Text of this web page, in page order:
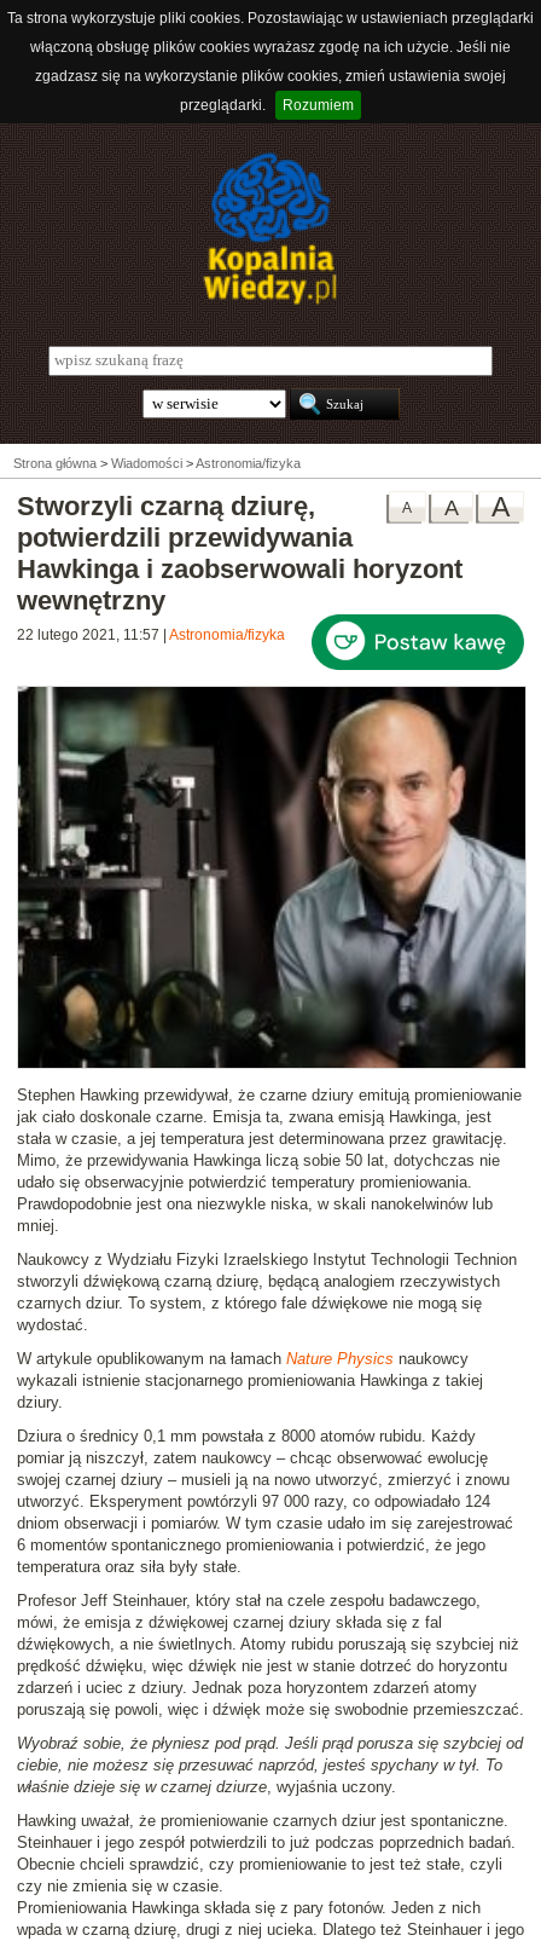
Ta strona wykorzystuje pliki cookies. Pozostawiając w ustawieniach przeglądarki
włączoną obsługę plików cookies wyrażasz zgodę na ich użycie. Jeśli nie
zgadzasz się na wykorzystanie plików cookies, zmień ustawienia swojej
przeglądarki.
Rozumiem
Strona główna > Wiadomości >Astronomia/fizyka
A
A
A
Stworzyli czarną dziurę,
potwierdzili przewidywania
Hawkinga i zaobserwowali horyzont
wewnętrzny
22 lutego 2021, 11:57 Astronomia/fizyka
Stephen Hawking przewidywał, że czarne dziury emitują promieniowanie
jak ciało doskonale czarne. Emisja ta, zwana emisją Hawkinga, jest
stała w czasie, a jej temperatura jest determinowana przez grawitację.
Mimo, że przewidywania Hawkinga liczą sobie 50 lat, dotychczas nie
udało się obserwacyjnie potwierdzić temperatury promieniowania.
Prawdopodobnie jest ona niezwykle niska, w skali nanokelwinów lub
mniej.
Naukowcy z Wydziału Fizyki Izraelskiego Instytut Technologii Technion
stworzyli dźwiękową czarną dziurę, będącą analogiem rzeczywistych
czarnych dziur. To system, z którego fale dźwiękowe nie mogą się
wydostać.
W artykule opublikowanym na łamach Nature Physics naukowcy
wykazali istnienie stacjonarnego promieniowania Hawkinga z takiej
dziury.
Dziura o średnicy 0,1 mm powstała z 8000 atomów rubidu. Każdy
pomiar ją niszczył, zatem naukowcy – chcąc obserwować ewolucję
swojej czarnej dziury – musieli ją na nowo utworzyć, zmierzyć i znowu
utworzyć. Eksperyment powtórzyli 97 000 razy, co odpowiadało 124
dniom obserwacji i pomiarów. W tym czasie udało im się zarejestrować
6 momentów spontanicznego promieniowania i potwierdzić, że jego
temperatura oraz siła były stałe.
Profesor Jeff Steinhauer, który stał na czele zespołu badawczego,
mówi, że emisja z dźwiękowej czarnej dziury składa się z fal
dźwiękowych, a nie świetlnych. Atomy rubidu poruszają się szybciej niż
prędkość dźwięku, więc dźwięk nie jest w stanie dotrzeć do horyzontu
zdarzeń i uciec z dziury. Jednak poza horyzontem zdarzeń atomy
poruszają się powoli, więc i dźwięk może się swobodnie przemieszczać.
Wyobraź sobie, że płyniesz pod prąd. Jeśli prąd porusza się szybciej od
ciebie, nie możesz się przesuwać naprzód, jesteś spychany w tył. To
właśnie dzieje się w czarnej dziurze, wyjaśnia uczony.
Hawking uważał, że promieniowanie czarnych dziur jest spontaniczne.
Steinhauer i jego zespół potwierdzili to już podczas poprzednich badań.
Obecnie chcieli sprawdzić, czy promieniowanie to jest też stałe, czyli
czy nie zmienia się w czasie.
Promieniowania Hawkinga składa się z pary fotonów. Jeden z nich
wpada w czarną dziurę, drugi z niej ucieka. Dlatego też Steinhauer i jego